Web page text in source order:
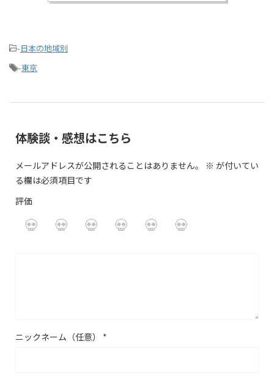
-日本の地域別
-東京
体験談・感想はこちら
メールアドレスが公開されることはありません。 ※ が付いてい
る欄は必須項目です
評価
ニックネーム（任意） *